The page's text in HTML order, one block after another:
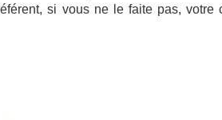
si vous ne le faite pas,